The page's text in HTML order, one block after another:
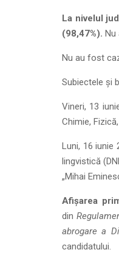
La nivelul
(98,47%). Nu
Nu au fost
Subiectele și
Vineri, 13
Chimie,
Luni, 16 iunie
lingvistică
„Mihai
Afișarea
din
abrogare a
candidatului.